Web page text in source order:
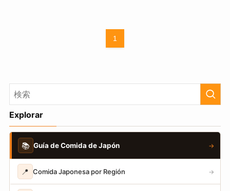
1
Explorar
📚 Guía de Comida de Japón →
📍 Comida Japonesa por Región →